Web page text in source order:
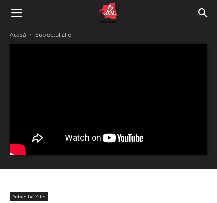
Acasă Subiectul Zilei
Subiectul Zilei